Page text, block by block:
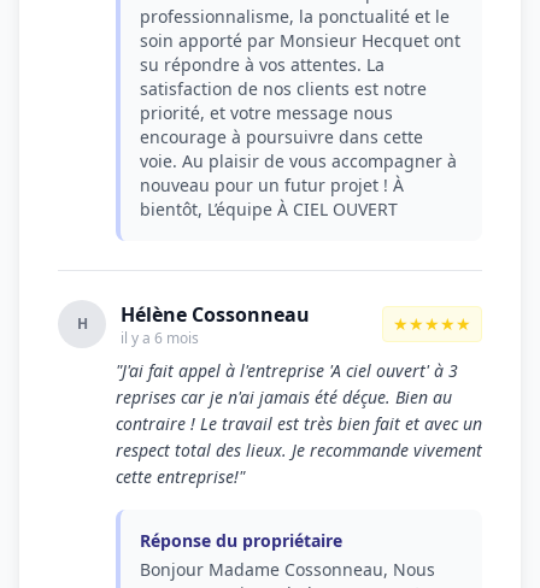
professionnalisme, la ponctualité et le
soin apporté par Monsieur Hecquet ont
su répondre à vos attentes. La
satisfaction de nos clients est notre
priorité, et votre message nous
encourage à poursuivre dans cette
voie. Au plaisir de vous accompagner à
nouveau pour un futur projet ! À
bientôt, L’équipe À CIEL OUVERT
H Hélène Cossonneau
il y a 6 mois
★★★★★
"J'ai fait appel à l'entreprise 'A ciel ouvert' à 3
reprises car je n'ai jamais été déçue. Bien au
contraire ! Le travail est très bien fait et avec un
respect total des lieux. Je recommande vivement
cette entreprise!"
Réponse du propriétaire
Bonjour Madame Cossonneau, Nous